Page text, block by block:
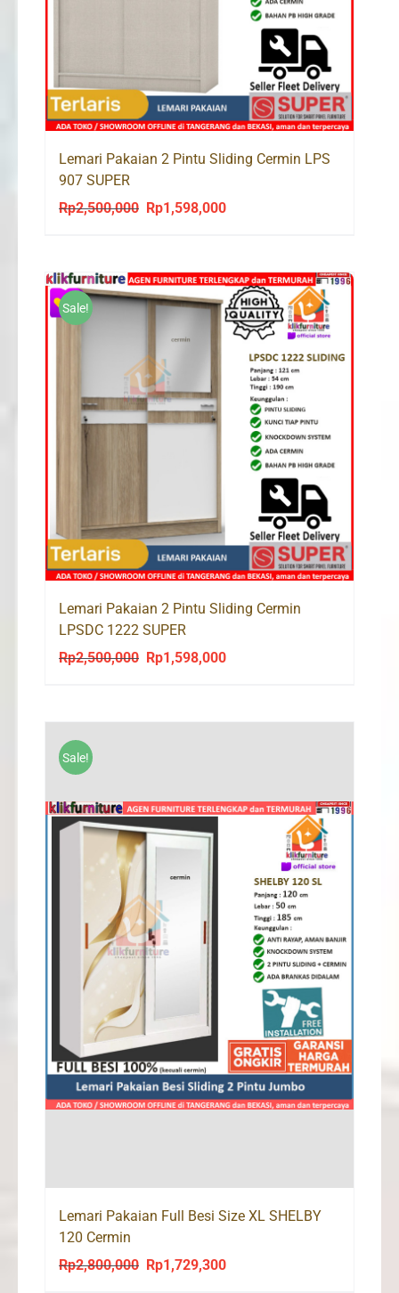
Lemari Pakaian 2 Pintu Sliding Cermin LPS
907 SUPER
Rp2,500,000
Original
Rp2,500,000.
Rp1,598,000Current
Rp1,598,000.
Sale!
Lemari Pakaian 2 Pintu Sliding Cermin
LPSDC 1222 SUPER
Rp2,500,000
Original
Rp1,598,000Current
Sale!
Lemari Pakaian Full Besi Size XL SHELBY
120 Cermin
Rp2,800,000
Original
Rp1,729,300Current